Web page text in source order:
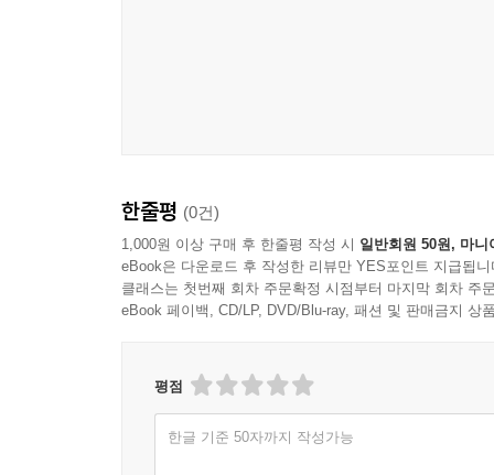
제4장 춤의 효용 - 치유력
영성프로그램과 댄스테라피
진동요법
한국무용의 전형
- 무용의 대표적 인물들과 작품
한줄평 (0건)
1,000원 이상 구매 후 한줄평 작성 시 일반회원 50원, 마니
eBook은 다운로드 후 작성한 리뷰만 YES포인트 지급됩니
클래스는 첫번째 회차 주문확정 시점부터 마지막 회차 주
eBook 페이백, CD/LP, DVD/Blu-ray, 패션 및 판매금지 상
평점
한글 기준 50자까지 작성가능